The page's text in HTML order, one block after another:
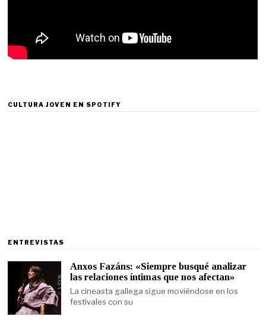
CULTURA JOVEN EN SPOTIFY
ENTREVISTAS
Anxos Fazáns: «Siempre busqué analizar
las relaciones íntimas que nos afectan»
La cineasta gallega sigue moviéndose en los
festivales con su